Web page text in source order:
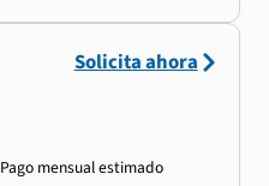
Pago mensual estimado
Solicita ahora